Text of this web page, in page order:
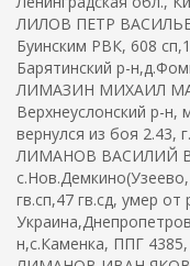
ЛИЛОВ ПЕТР
Буинским РВК, 608
Барятинский р-
ЛИМАЗИН МИХАИЛ
Верхнеуслонский р-
вернулся из боя 2.43,
ЛИМАНОВ ВАСИЛИЙ
гв.сп,47 гв.сд, умер от
н,с.Каменка, ППГ